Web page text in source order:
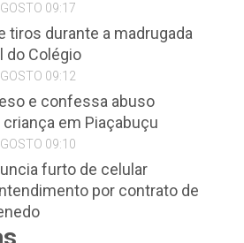
09:17
tiros durante a madrugada
do Colégio
09:12
e confessa abuso
em Piaçabuçu
09:10
furto de celular
por contrato de